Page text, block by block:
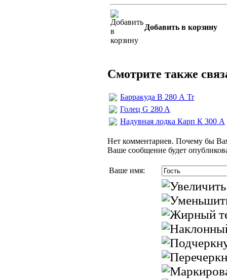
Добавить в корзину
Смотрите также
Барракуда В 280 А Tr
Голец G 280 A
Надувная лодка Карп К 300 А
Нет комментариев. Почему бы
Ваше сообщение будет
Ваше имя: